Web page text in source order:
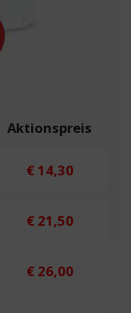
Aktionspreis
€ 14,30
€ 21,50
€ 26,00